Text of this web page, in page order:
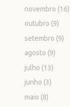
novembro (16)
outubro (9)
setembro (9)
agosto (9)
julho (13)
junho (3)
maio (8)